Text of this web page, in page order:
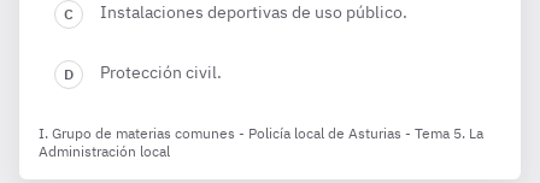
Instalaciones deportivas de uso público.
Protección civil.
I. Grupo de materias comunes - Policía local de Asturias - Tema 5. La
Administración local